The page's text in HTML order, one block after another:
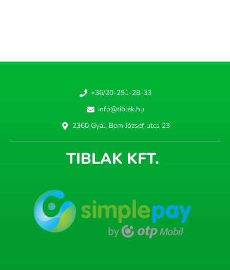
+36/20-291-28-33
info@tiblak.hu
2360 Gyál, Bem József utca 23
TIBLAK KFT.